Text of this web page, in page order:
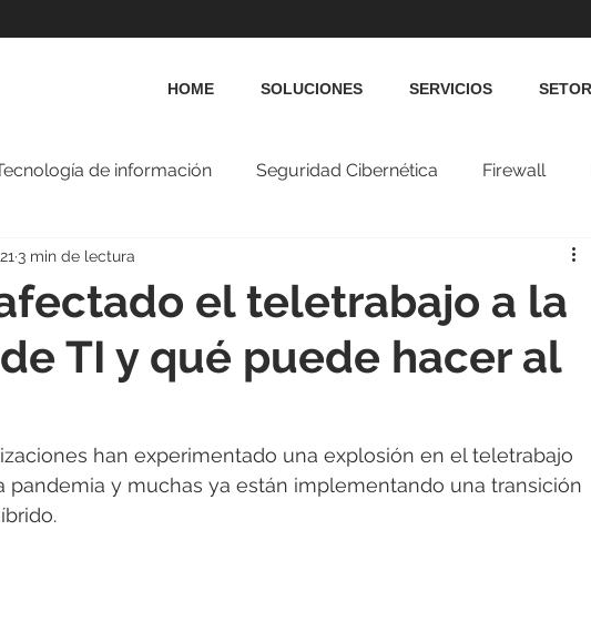
HOME SOLUCIONES SERVICIOS
de información Seguridad Cibernética Firewall
el teletrabajo a la
TI y qué puede hacer al
3 min de lectura
han experimentado una explosión en el teletrabajo
pandemia y muchas ya están implementando una transición